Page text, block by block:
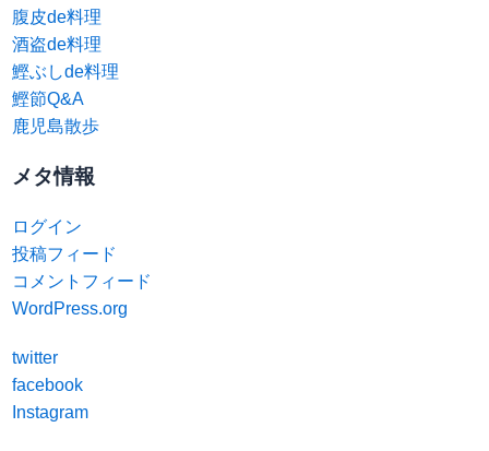
腹皮de料理
酒盗de料理
鰹ぶしde料理
鰹節Q&A
鹿児島散歩
メタ情報
ログイン
投稿フィード
コメントフィード
WordPress.org
twitter
facebook
Instagram